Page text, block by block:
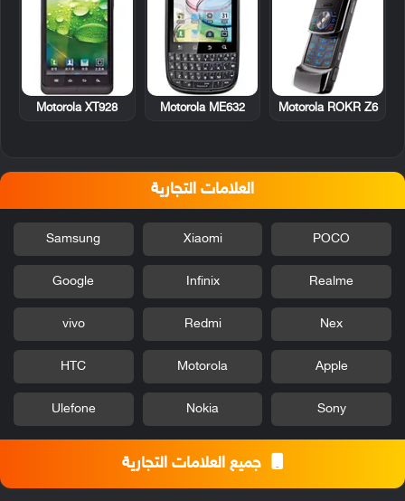
Motorola ROKR Z6
Motorola ME632
Motorola XT928
العلامات التجارية
POCO
Xiaomi
Samsung
Realme
Infinix
Google
Nex
Redmi
vivo
Apple
Motorola
HTC
Sony
Nokia
Ulefone
جميع العلامات التجارية